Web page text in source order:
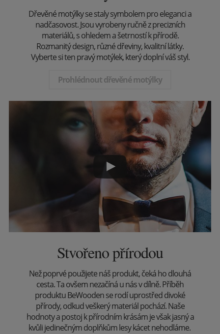
Dřevěné motýlky se staly symbolem pro eleganci a
nadčasovost. Jsou vyrobeny ručně z precizních
materiálů, s ohledem a šetrností k přírodě.
Rozmanitý design, různé dřeviny, kvalitní látky.
Vyberte si ten pravý motýlek, který doplní váš styl.
Prohlédnout dřevěné motýlky
Stvořeno přírodou
Než poprvé použijete náš produkt, čeká ho dlouhá
cesta. Ta ovšem nezačíná u nás v dílně. Příběh
produktu BeWooden se rodí uprostřed divoké
přírody, odkud veškerý materiál pochází. Naše
hodnoty a postoj k přírodním krásám je však jasný a
kvůli jedinečným doplňkům lesy kácet nehodláme.